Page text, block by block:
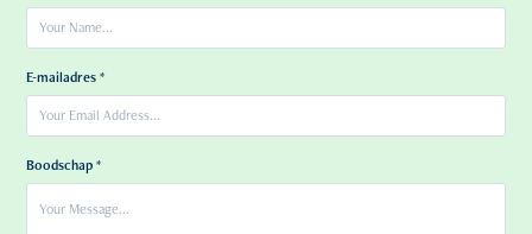
E-mailadres *
Boodschap *